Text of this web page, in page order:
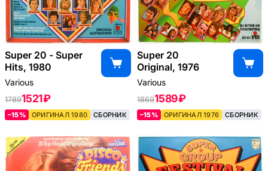
Super 20 - Super
Hits, 1980
Various
17891521 ₽
–15% ОРИГИНАЛ 1980 СБОРНИК
Super 20
Original, 1976
Various
18691589 ₽
–15% ОРИГИНАЛ 1976 СБОРНИК